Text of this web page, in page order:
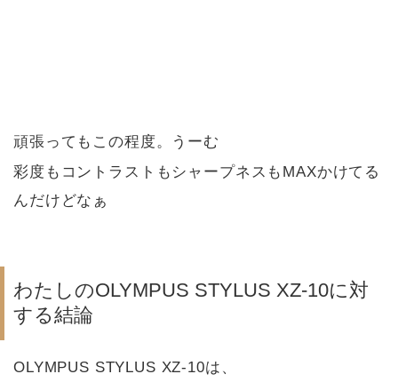
頑張ってもこの程度。うーむ
彩度もコントラストもシャープネスもMAXかけてる
んだけどなぁ
わたしのOLYMPUS STYLUS XZ-10に対
する結論
OLYMPUS STYLUS XZ-10は、